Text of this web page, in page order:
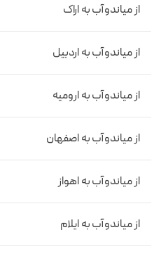
از میاندوآب به اراک
از میاندوآب به اردبیل
از میاندوآب به ارومیه
از میاندوآب به اصفهان
از میاندوآب به اهواز
از میاندوآب به ایلام